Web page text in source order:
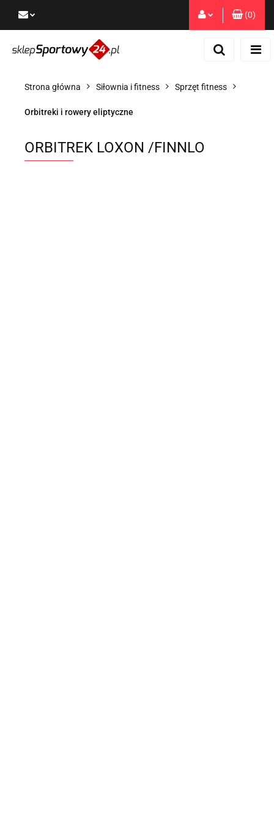
Dodaj zgłoszenie
(0)
Strona główna Siłownia i fitness Sprzęt fitness
Orbitreki i rowery eliptyczne
ORBITREK LOXON /FINNLO